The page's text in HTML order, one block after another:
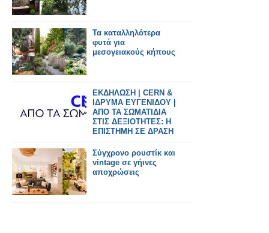
Τα καταλληλότερα
φυτά για
μεσογειακούς κήπους
ΕΚΔΗΛΩΣΗ | CERN &
ΙΔΡΥΜΑ ΕΥΓΕΝΙΔΟΥ |
ΑΠΟ ΤΑ ΣΩΜΑΤΙΔΙΑ
ΣΤΙΣ ΔΕΞΙΟΤΗΤΕΣ: Η
ΕΠΙΣΤΗΜΗ ΣΕ ΔΡΑΣΗ
Σύγχρονο ρουστίκ και
vintage σε γήινες
αποχρώσεις